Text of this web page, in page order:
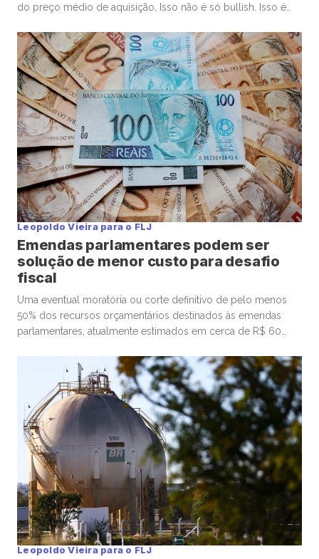
do preço médio de aquisição. Isso não é só bullish. Isso é
está o ponto que muita gente finge não ver: não existe
almoço grátis na estrutura que ele montou. […]
Leopoldo Vieira para o FLJ
Emendas parlamentares podem ser
solução de menor custo para desafio
fiscal
Uma eventual moratória ou corte definitivo de pelo menos
50% dos recursos orçamentários destinados às emendas
parlamentares, atualmente estimados em cerca de R$ 60
retomar o superávit primário, seria uma alternativa imediata
para o desafio fiscal brasileiro, afastando a ameaça de
instabilidade institucional, crise econômica e mobilização […]
Leopoldo Vieira para o FLJ